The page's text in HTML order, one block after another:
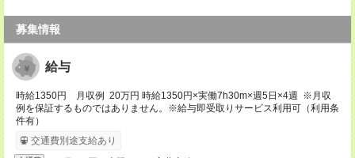
募集情報
給与
時給1350円 月収例 20万円 時給1350円×実働7h30m×週5日×4週 ※月収
例を保証するものではありません。※給与即受取りサービス利用可（利用条
件有）
交通費別途支給あり